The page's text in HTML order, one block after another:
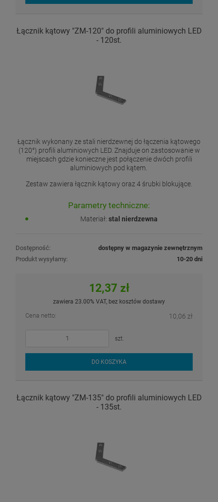
Łącznik kątowy "ZM-120" do profili aluminiowych LED
- 120st.
Łącznik wykonany ze stali nierdzewnej do łączenia kątowego
(120°) profili aluminiowych LED. Znajduje on zastosowanie w
miejscach gdzie konieczne jest połączenie dwóch profili
aluminiowych pod kątem.
Zestaw zawiera łącznik kątowy oraz 4 śrubki blokujące.
Parametry techniczne:
Materiał: stal nierdzewna
Dostępność:
dostępny w magazynie zewnętrznym
Produkt wysyłamy:
10-20 dni
12,37 zł
zawiera 23.00% VAT, bez kosztów dostawy
Cena netto: 10,06 zł
szt.
DO KOSZYKA
Łącznik kątowy "ZM-135" do profili aluminiowych LED
- 135st.